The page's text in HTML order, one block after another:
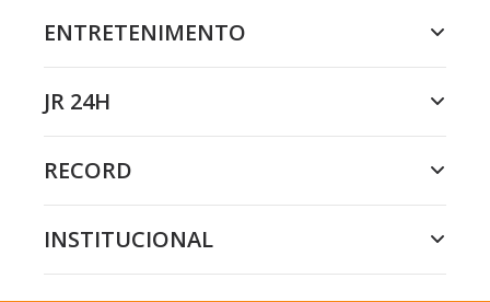
ENTRETENIMENTO
JR 24H
RECORD
INSTITUCIONAL